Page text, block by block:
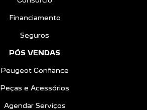
Financiamento
Seguros
PÓS VENDAS
Peugeot Confiance
Peças e Acessórios
Agendar Serviços